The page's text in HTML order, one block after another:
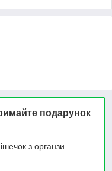
подарунок
з органзи